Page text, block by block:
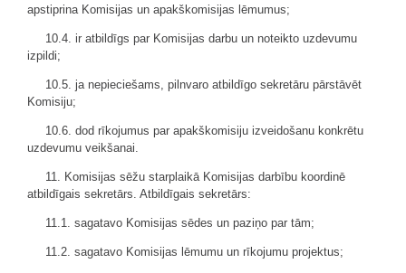
apstiprina Komisijas un apakškomisijas lēmumus;
10.4. ir atbildīgs par Komisijas darbu un noteikto uzdevumu
izpildi;
10.5. ja nepieciešams, pilnvaro atbildīgo sekretāru pārstāvēt
Komisiju;
10.6. dod rīkojumus par apakškomisiju izveidošanu konkrētu
uzdevumu veikšanai.
11. Komisijas sēžu starplaikā Komisijas darbību koordinē
atbildīgais sekretārs. Atbildīgais sekretārs:
11.1. sagatavo Komisijas sēdes un paziņo par tām;
11.2. sagatavo Komisijas lēmumu un rīkojumu projektus;